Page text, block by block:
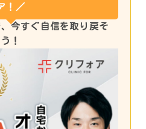
！／
今すぐ自信を取り戻そ
う！